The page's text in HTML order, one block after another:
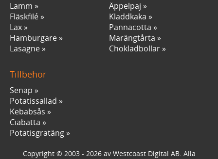
Lamm
Fläskfilé
Lax
Hamburgare
Lasagne
Äppelpaj
Kladdkaka
Pannacotta
Marängtårta
Chokladbollar
Tillbehör
Senap
Potatissallad
Kebabsås
Ciabatta
Potatisgratäng
Copyright © 2003 - 2026 av Westcoast Digital AB. Alla